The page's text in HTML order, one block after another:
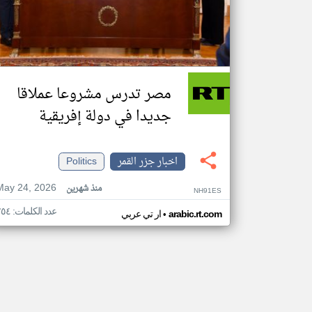
مصر تدرس مشروعا عملاقا
جديدا في دولة إفريقية
اخبار جزر القمر
Politics
24, 2026
منذ شهرين NH91ES
ار تي عربي• arabic.rt.com عدد الكلمات: ٢٥٤